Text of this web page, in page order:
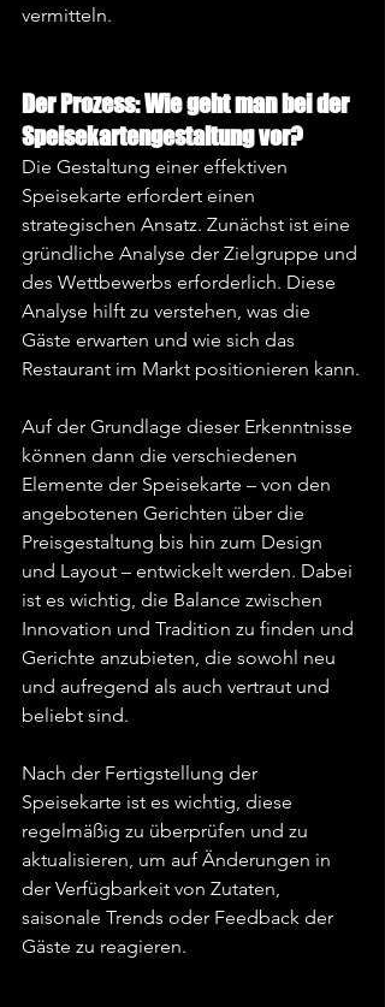
vermitteln.
Der Prozess: Wie geht man bei der
Speisekartengestaltung vor?
Die Gestaltung einer effektiven
Speisekarte erfordert einen
strategischen Ansatz. Zunächst ist eine
gründliche Analyse der Zielgruppe und
des Wettbewerbs erforderlich. Diese
Analyse hilft zu verstehen, was die
Gäste erwarten und wie sich das
Restaurant im Markt positionieren kann.
Auf der Grundlage dieser Erkenntnisse
können dann die verschiedenen
Elemente der Speisekarte – von den
angebotenen Gerichten über die
Preisgestaltung bis hin zum Design
und Layout – entwickelt werden. Dabei
ist es wichtig, die Balance zwischen
Innovation und Tradition zu finden und
Gerichte anzubieten, die sowohl neu
und aufregend als auch vertraut und
beliebt sind.
Nach der Fertigstellung der
Speisekarte ist es wichtig, diese
regelmäßig zu überprüfen und zu
aktualisieren, um auf Änderungen in
der Verfügbarkeit von Zutaten,
saisonale Trends oder Feedback der
Gäste zu reagieren.